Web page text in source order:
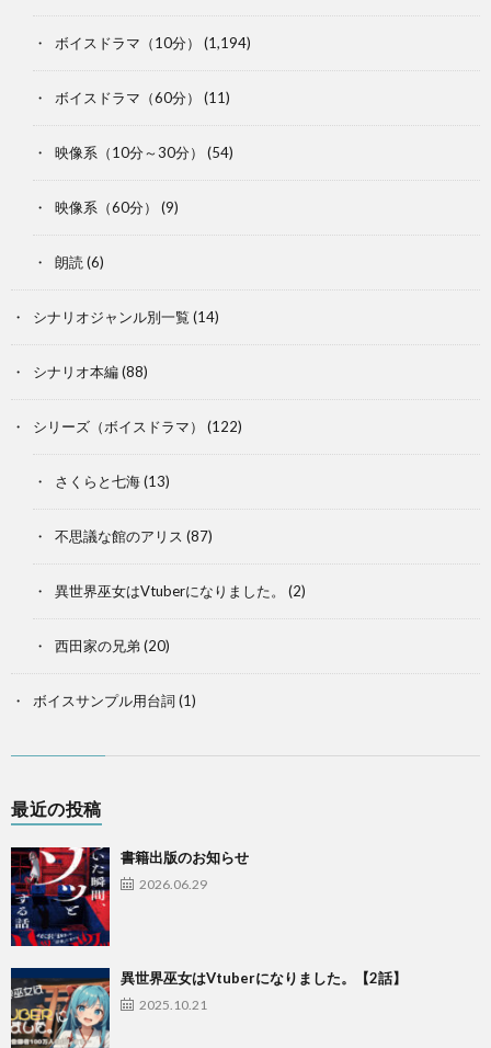
ボイスドラマ（10分） (1,194)
ボイスドラマ（60分） (11)
映像系（10分～30分） (54)
映像系（60分） (9)
朗読 (6)
シナリオジャンル別一覧 (14)
シナリオ本編(88)
シリーズ（ボイスドラマ） (122)
さくらと七海(13)
不思議な館のアリス (87)
異世界巫女はVtuberになりました。 (2)
西田家の兄弟(20)
ボイスサンプル用台詞 (1)
最近の投稿
書籍出版のお知らせ
2026.06.29
異世界巫女はVtuberになりました。【2話】
2025.10.21